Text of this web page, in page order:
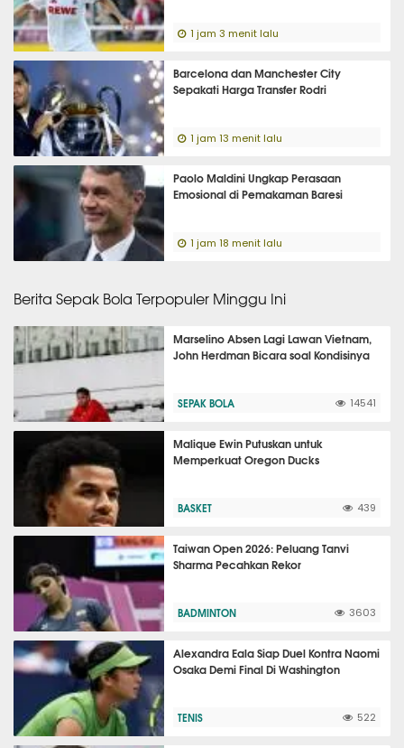
1 jam 3 menit lalu
Barcelona dan Manchester City
Sepakati Harga Transfer Rodri
1 jam 13 menit lalu
Paolo Maldini Ungkap Perasaan
Emosional di Pemakaman Baresi
1 jam 18 menit lalu
Berita Sepak Bola Terpopuler Minggu Ini
Marselino Absen Lagi Lawan Vietnam,
John Herdman Bicara soal Kondisinya
SEPAK BOLA 14541
Malique Ewin Putuskan untuk
Memperkuat Oregon Ducks
BASKET 439
Taiwan Open 2026: Peluang Tanvi
Sharma Pecahkan Rekor
BADMINTON 3603
Alexandra Eala Siap Duel Kontra Naomi
Osaka Demi Final Di Washington
TENIS 522